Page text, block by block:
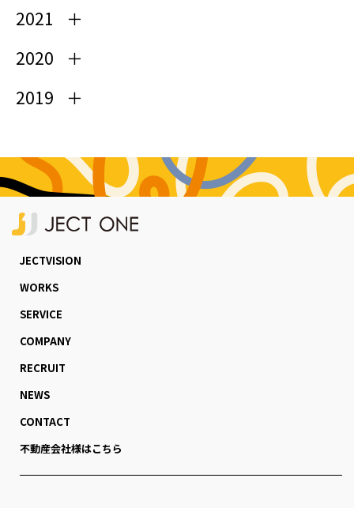
2021
2020
2019
JECTVISION
WORKS
SERVICE
COMPANY
RECRUIT
NEWS
CONTACT
不動産会社様はこちら